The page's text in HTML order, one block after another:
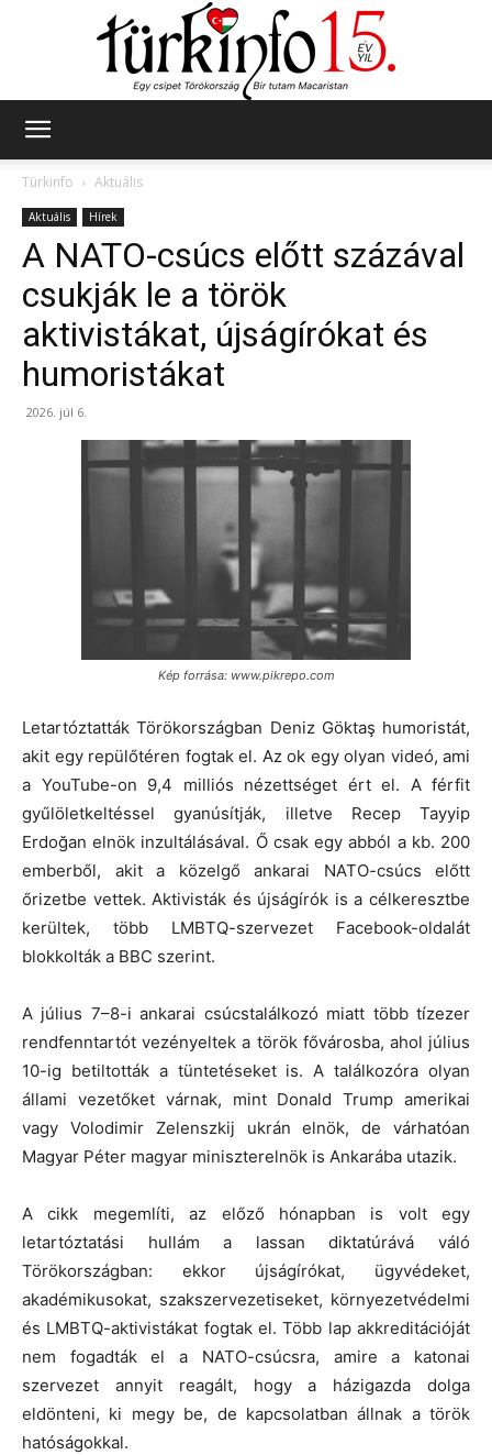
Türkinfo
Aktuális
Aktuális Hírek
A NATO-csúcs előtt százával
csukják le a török
aktivistákat, újságírókat és
humoristákat
2026. júl 6.
Kép forrása: www.pikrepo.com
Letartóztatták Törökországban Deniz Göktaş humoristát,
akit egy repülőtéren fogtak el. Az ok egy olyan videó, ami
a YouTube-on 9,4 milliós nézettséget ért el. A férfit
gyűlöletkeltéssel gyanúsítják, illetve Recep Tayyip
Erdoğan elnök inzultálásával. Ő csak egy abból a kb. 200
emberből, akit a közelgő ankarai NATO-csúcs előtt
őrizetbe vettek. Aktivisták és újságírók is a célkeresztbe
kerültek, több LMBTQ-szervezet Facebook-oldalát
blokkolták a BBC szerint.
A július 7–8-i ankarai csúcstalálkozó miatt több tízezer
rendfenntartót vezényeltek a török fővárosba, ahol július
10-ig betiltották a tüntetéseket is. A találkozóra olyan
állami vezetőket várnak, mint Donald Trump amerikai
vagy Volodimir Zelenszkij ukrán elnök, de várhatóan
Magyar Péter magyar miniszterelnök is Ankarába utazik.
A cikk megemlíti, az előző hónapban is volt egy
letartóztatási hullám a lassan diktatúrává váló
Törökországban: ekkor újságírókat, ügyvédeket,
akadémikusokat, szakszervezetiseket, környezetvédelmi
és LMBTQ-aktivistákat fogtak el. Több lap akkreditációját
nem fogadták el a NATO-csúcsra, amire a katonai
szervezet annyit reagált, hogy a házigazda dolga
eldönteni, ki megy be, de kapcsolatban állnak a török
hatóságokkal.